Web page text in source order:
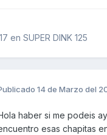
en SUPER DINK 125
14 de Marzo del
haber si me podeis
esas chapitas